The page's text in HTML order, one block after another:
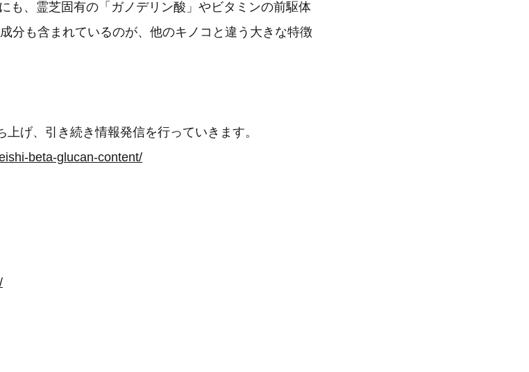
も、霊芝固有の「ガノデリン酸」やビタミンの前駆体
分も含まれているのが、他のキノコと違う大きな特徴
げ、引き続き情報発信を行っていきます。
beta-glucan-content/